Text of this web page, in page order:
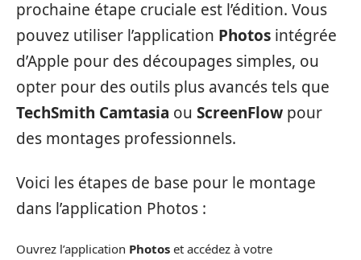
prochaine étape cruciale est l’édition. Vous
pouvez utiliser l’application Photos intégrée
d’Apple pour des découpages simples, ou
opter pour des outils plus avancés tels que
TechSmith Camtasia ou ScreenFlow pour
des montages professionnels.
Voici les étapes de base pour le montage
dans l’application Photos :
Ouvrez l’application Photos et accédez à votre